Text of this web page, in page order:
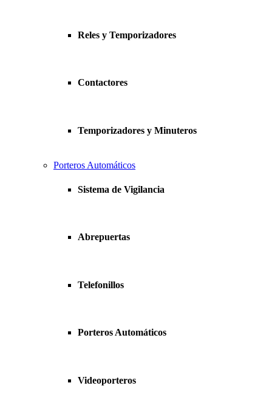
Reles y Temporizadores
Contactores
Temporizadores y Minuteros
Porteros Automáticos
Sistema de Vigilancia
Abrepuertas
Telefonillos
Porteros Automáticos
Videoporteros